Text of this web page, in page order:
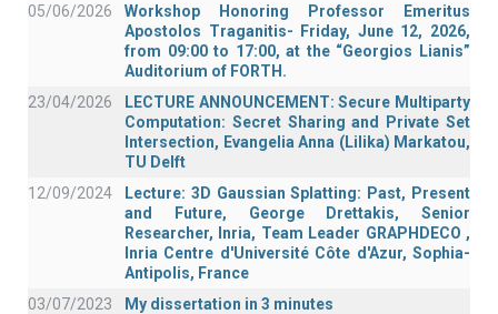
05/06/2026
Workshop Honoring Professor Emeritus
Apostolos Traganitis- Friday, June 12, 2026,
from 09:00 to 17:00, at the “Georgios Lianis”
Auditorium of FORTH.
23/04/2026
LECTURE ANNOUNCEMENT: Secure Multiparty
Computation: Secret Sharing and Private Set
Intersection, Evangelia Anna (Lilika) Markatou,
TU Delft
12/09/2024
Lecture: 3D Gaussian Splatting: Past, Present
and Future, George Drettakis, Senior
Researcher, Inria, Team Leader GRAPHDECO ,
Inria Centre d'Université Côte d'Azur, Sophia-
Antipolis, France
03/07/2023
My dissertation in 3 minutes